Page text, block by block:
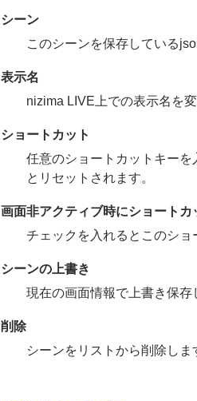
シーン
このシーンを保存している
表示名
nizima LIVE上での表示名を変
ショートカット
任意のショートカットキー
とリセットされます。
画面非アクティブ時にショートカ
チェックを入れるとこのショ
シーンの上書き
現在の画面情報で上書き保存
削除
シーンをリストから削除しま